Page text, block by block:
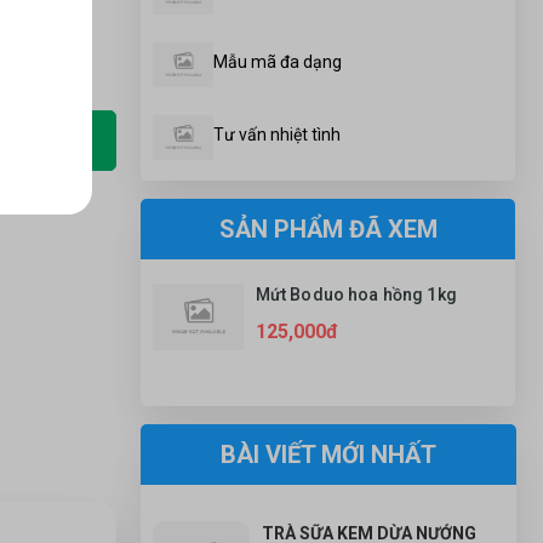
Mẫu mã đa dạng
Tư vấn nhiệt tình
SẢN PHẨM ĐÃ XEM
Mứt Boduo hoa hồng 1kg
125,000đ
BÀI VIẾT MỚI NHẤT
TRÀ SỮA KEM DỪA NƯỚNG